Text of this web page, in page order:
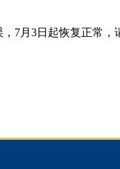
7月3日起恢复正常，